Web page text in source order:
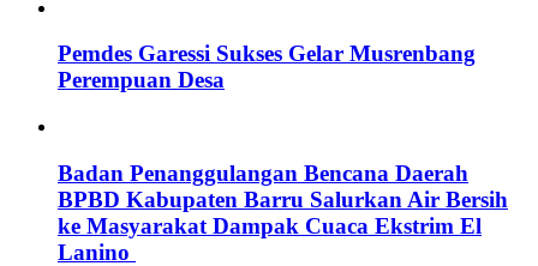
Pemdes Garessi Sukses Gelar Musrenbang
Perempuan Desa
Badan Penanggulangan Bencana Daerah
BPBD Kabupaten Barru Salurkan Air Bersih
ke Masyarakat Dampak Cuaca Ekstrim El
Lanino